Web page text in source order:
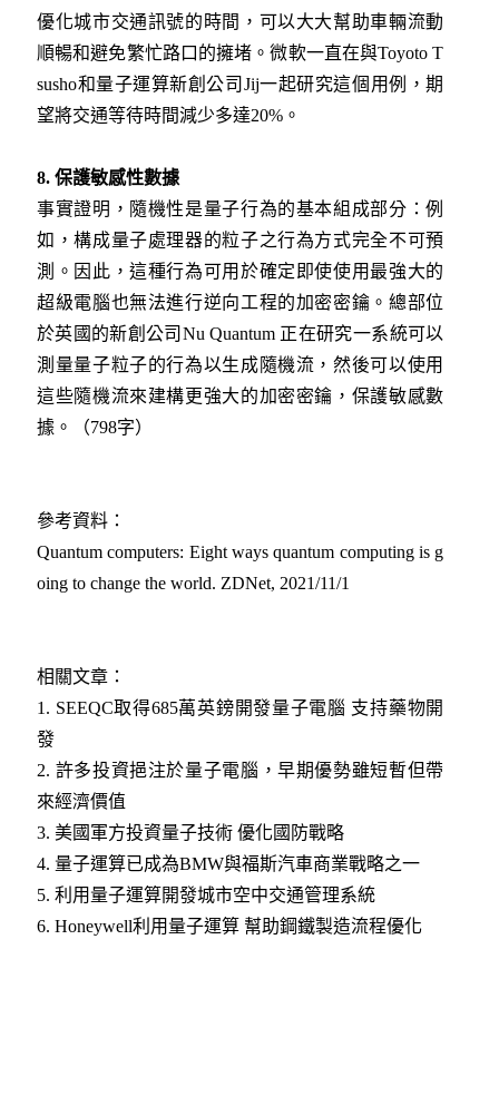
優化城市交通訊號的時間，可以大大幫助車輛流動
順暢和避免繁忙路口的擁堵。微軟一直在與Toyoto T
susho和量子運算新創公司Jij一起研究這個用例，期
望將交通等待時間減少多達20%。
8. 保護敏感性數據
事實證明，隨機性是量子行為的基本組成部分：例
如，構成量子處理器的粒子之行為方式完全不可預
測。因此，這種行為可用於確定即使使用最強大的
超級電腦也無法進行逆向工程的加密密鑰。總部位
於英國的新創公司Nu Quantum 正在研究一系統可以
測量量子粒子的行為以生成隨機流，然後可以使用
這些隨機流來建構更強大的加密密鑰，保護敏感數
據。（798字）
參考資料：
Quantum computers: Eight ways quantum computing is g
oing to change the world. ZDNet, 2021/11/1
相關文章：
1. SEEQC取得685萬英鎊開發量子電腦 支持藥物開
發
2. 許多投資挹注於量子電腦，早期優勢雖短暫但帶
來經濟價值
3. 美國軍方投資量子技術 優化國防戰略
4. 量子運算已成為BMW與福斯汽車商業戰略之一
5. 利用量子運算開發城市空中交通管理系統
6. Honeywell利用量子運算 幫助鋼鐵製造流程優化